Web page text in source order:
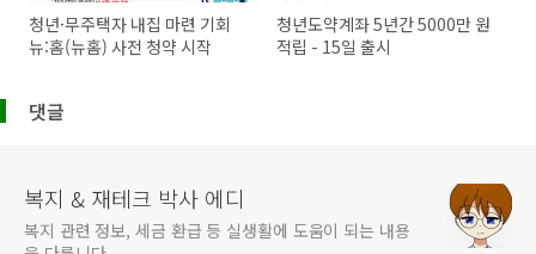
청년·무주택자 내집 마련 기회
뉴:홈(뉴홈) 사전 청약 시작
청년도약계좌 5년간 5000만 원
적립 - 15일 출시
댓글
복지 & 재테크 박사 에디
복지 관련 정보, 세금 환급 등 실생활에 도움이 되는 내용